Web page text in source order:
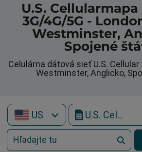
U.S.
3G/4G/5G -
Westminster,
Spojené
Celulárna dátová sieť U.S.
Westminster, Anglicko,
US U.S. Cellular